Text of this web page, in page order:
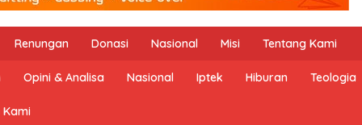
Renungan Donasi Nasional Misi Tentang Kami
Opini & Analisa Nasional Iptek Hiburan Teologia
Kami